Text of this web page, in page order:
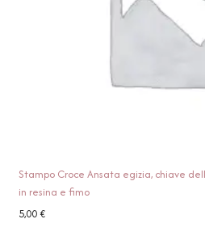
Stampo Croce Ansata egizia, chiave
in resina e fimo
5,00€